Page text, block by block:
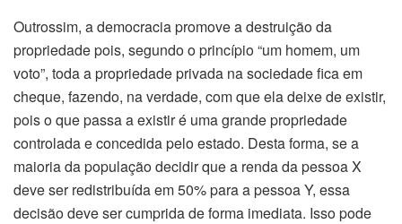
Outrossim, a democracia promove a destruição da
propriedade pois, segundo o princípio “um homem, um
voto”, toda a propriedade privada na sociedade fica em
cheque, fazendo, na verdade, com que ela deixe de existir,
pois o que passa a existir é uma grande propriedade
controlada e concedida pelo estado. Desta forma, se a
maioria da população decidir que a renda da pessoa X
deve ser redistribuída em 50% para a pessoa Y, essa
decisão deve ser cumprida de forma imediata. Isso pode